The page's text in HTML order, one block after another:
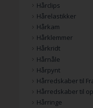
Hårclips
Hårelastikker
Hårkam
Hårklemmer
Hårkridt
Hårnåle
Hårpynt
Hårredskaber til
Hårredskaber til
Hårringe